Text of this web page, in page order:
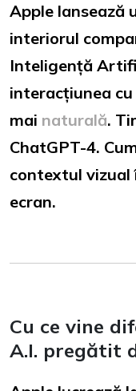
Apple lansează
interiorul
Inteligență
interacțiunea
mai naturală.
ChatGPT-4.
contextul
ecran.
Cu ce vine
A.I. pregătit